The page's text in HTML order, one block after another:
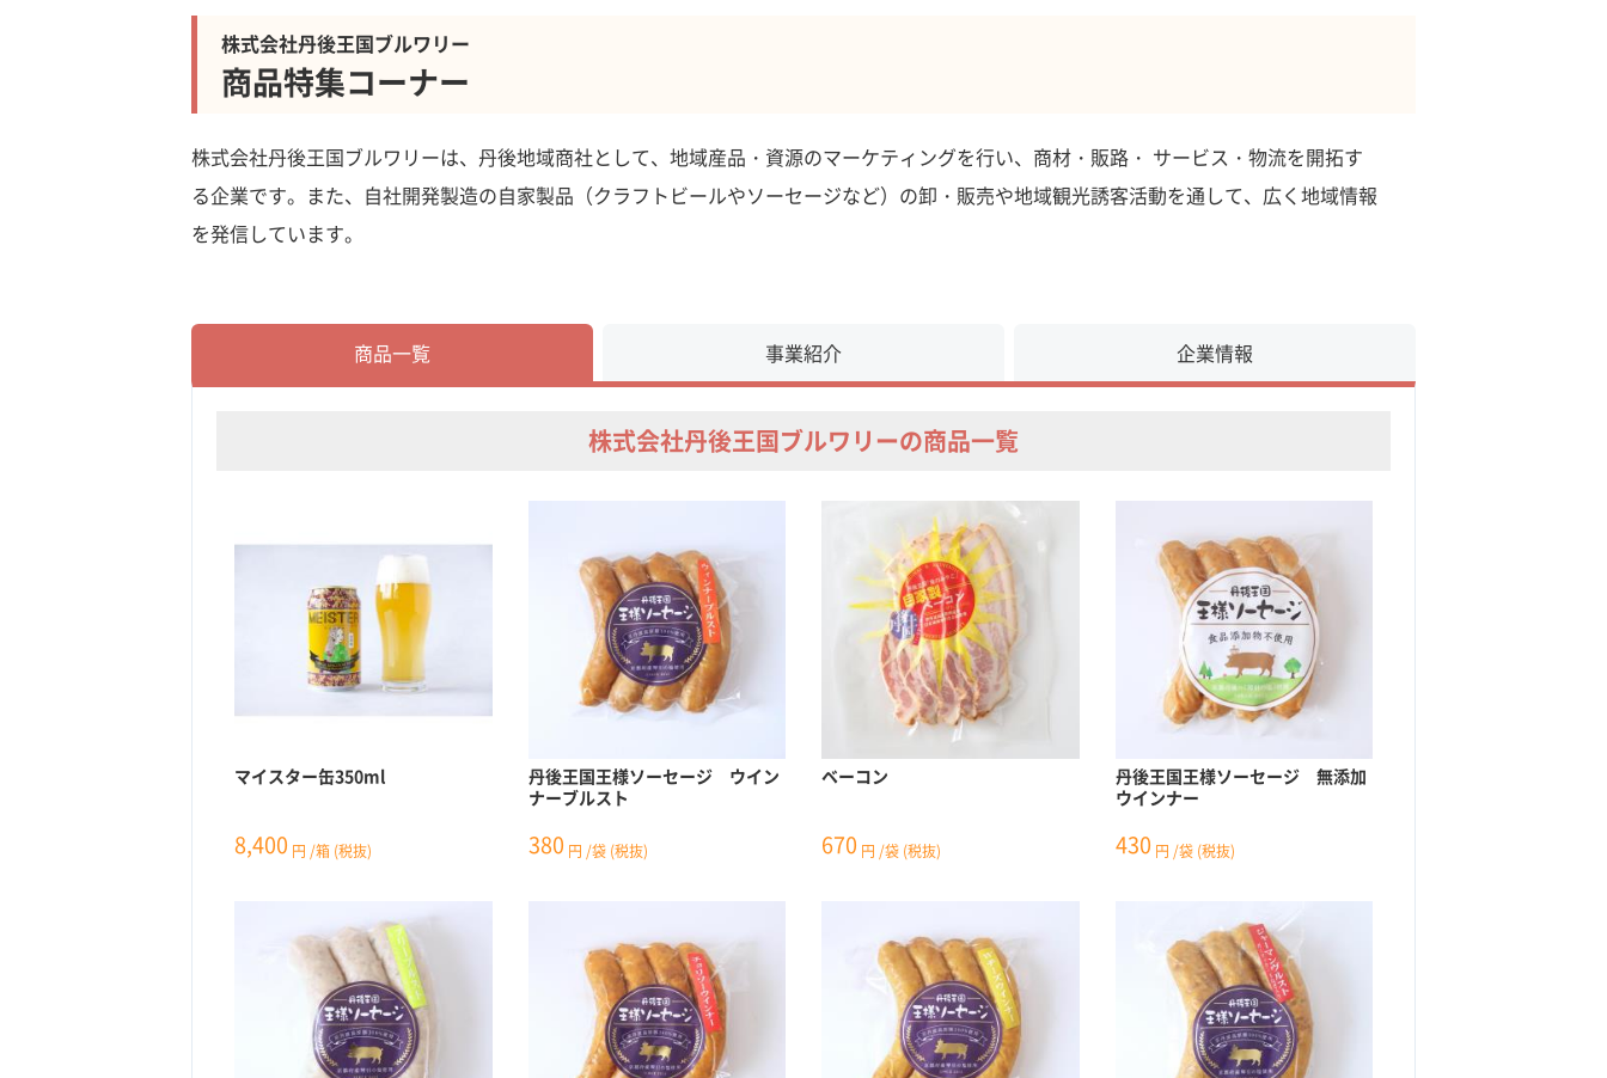
株式会社丹後王国ブルワリー
商品特集コーナー
株式会社丹後王国ブルワリーは、丹後地域商社として、地域産品・資源のマーケティングを行い、商材・販路・ サービス・物流を開拓す
る企業です。また、自社開発製造の自家製品（クラフトビールやソーセージなど）の卸・販売や地域観光誘客活動を通して、広く地域情報
を発信しています。
商品一覧 事業紹介 企業情報
株式会社丹後王国ブルワリーの商品一覧
マイスター缶350ml
8,400 円 /箱 (税抜)
丹後王国王様ソーセージ ウイン
ナーブルスト
380 円 /袋 (税抜)
ベーコン
670 円 /袋 (税抜)
丹後王国王様ソーセージ 無添加
ウインナー
430 円 /袋 (税抜)